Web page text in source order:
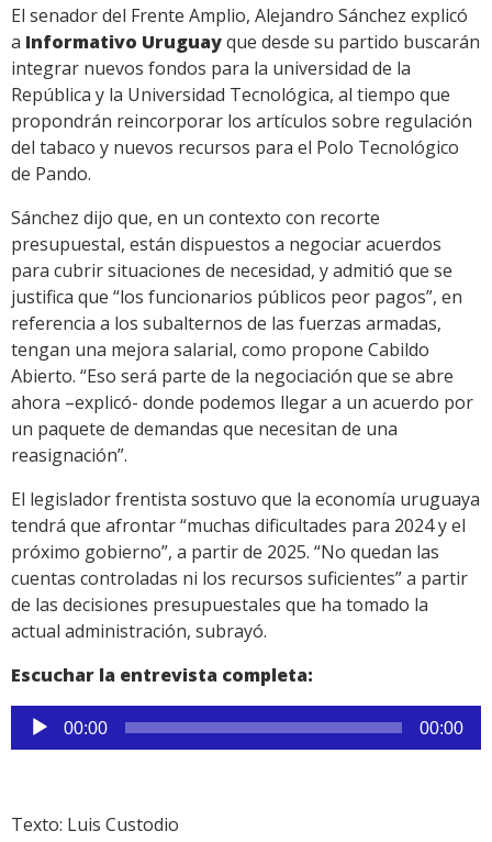
El senador del Frente Amplio, Alejandro Sánchez explicó
a Informativo Uruguayque desde su partido buscarán
integrar nuevos fondos para la universidad de la
República y la Universidad Tecnológica, al tiempo que
propondrán reincorporar los artículos sobre regulación
del tabaco y nuevos recursos para el Polo Tecnológico
de Pando.
Sánchez dijo que, en un contexto con recorte
presupuestal, están dispuestos a negociar acuerdos
para cubrir situaciones de necesidad, y admitió que se
justifica que “los funcionarios públicos peor pagos”, en
referencia a los subalternos de las fuerzas armadas,
tengan una mejora salarial, como propone Cabildo
Abierto. “Eso será parte de la negociación que se abre
ahora –explicó- donde podemos llegar a un acuerdo por
un paquete de demandas que necesitan de una
reasignación”.
El legislador frentista sostuvo que la economía uruguaya
tendrá que afrontar “muchas dificultades para 2024 y el
próximo gobierno”, a partir de 2025. “No quedan las
cuentas controladas ni los recursos suficientes” a partir
de las decisiones presupuestales que ha tomado la
actual administración, subrayó.
Escuchar la entrevista completa:
Reproductor
de
00:00 00:00
Texto: Luis Custodio